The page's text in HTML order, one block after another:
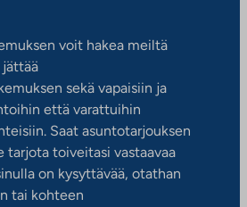
voit hakea meiltä
jättää
sekä vapaisiin ja
että varattuihin
Saat asuntotarjouksen
tarjota toiveitasi vastaavaa
on kysyttävää, otathan
tai kohteen